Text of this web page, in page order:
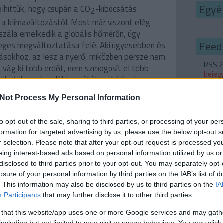
Process My Personal Information
opt-out of the sale, sharing to third parties, or processing of your
for targeted advertising by us, please use the below opt-out
selection. Please note that after your opt-out request is processed
interest-based ads based on personal information utilized by us
to third parties prior to your opt-out. You may separately
of your personal information by third parties on the IAB’s list of
This information may also be disclosed by us to third parties on the
Participants that may further disclose it to other third parties.
that this website/app uses one or more Google services and may
hogy csupán a CO2-kibocsátás
klímaváltozástól. Most már viszont elég
emelkedik a globális hőmérőn, úgy
megváltoztatása felé. Aki ügyesebben és
az lesz a nyerő, miközben persze nem
ki több erdőt, nem szmogosít el több
hogy legalább az ükükunokájának ne
ami lehetne.
a sérülékenység (vulnerabilitás) és a
és érzékenység. A településeket
szervezetet. Gyenge ideg- és
nehezebben reagálunk egy
új megtanulandó viselkedési formára.
rugalmasan változó személyiségűvé sem
mellett folyamatos tanulás,
hozzá. Mindez egy településnél pedig még
ivóvízellátás és az egészségügy
hogy gyorsan és rugalmasan reagáljon a
RSS